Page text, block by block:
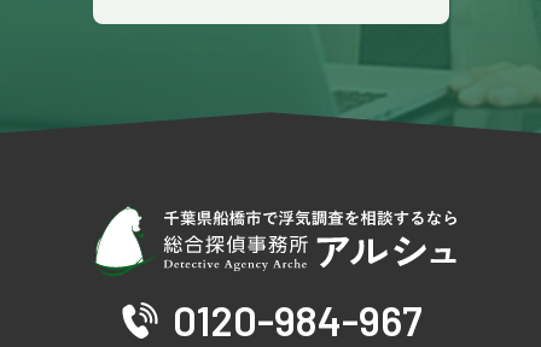
0120-984-967